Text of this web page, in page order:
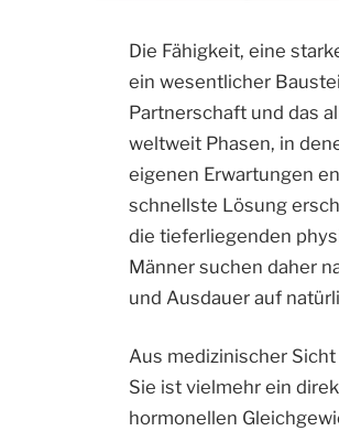
Die Fähigkeit, eine
ein wesentlicher
Partnerschaft und das
weltweit Phasen, in
eigenen Erwartungen
schnellste Lösung
die tieferliegenden
Männer suchen daher
und Ausdauer auf
Aus medizinischer
Sie ist vielmehr ein
hormonellen